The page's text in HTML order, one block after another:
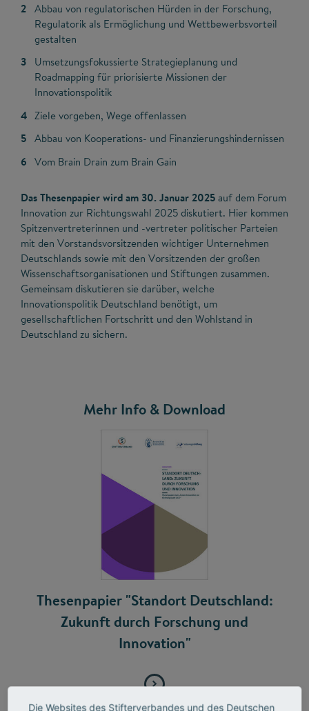
Abbau von regulatorischen Hürden in der Forschung,
Regulatorik als Ermöglichung und Wettbewerbsvorteil
gestalten
Umsetzungsfokussierte Strategieplanung und
Roadmapping für priorisierte Missionen der
Innovationspolitik
Ziele vorgeben, Wege offenlassen
Abbau von Kooperations- und Finanzierungshindernissen
Vom Brain Drain zum Brain Gain
Das Thesenpapier wird am 30. Januar 2025auf dem Forum
Innovation zur Richtungswahl 2025 diskutiert. Hier kommen
Spitzenvertreterinnen und -vertreter politischer Parteien
mit den Vorstandsvorsitzenden wichtiger Unternehmen
Deutschlands sowie mit den Vorsitzenden der großen
Wissenschaftsorganisationen und Stiftungen zusammen.
Gemeinsam diskutieren sie darüber, welche
Innovationspolitik Deutschland benötigt, um
gesellschaftlichen Fortschritt und den Wohlstand in
Deutschland zu sichern.
Mehr Info & Download
Thesenpapier "Standort Deutschland:
Zukunft durch Forschung und
Innovation"
Die Websites des Stifterverbandes und des Deutschen